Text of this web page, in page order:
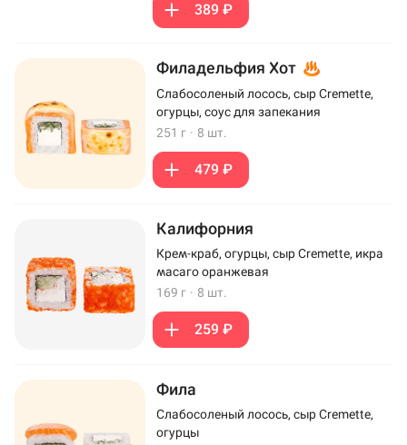
389 ₽
Филадельфия Хот
Слабосоленый лосось, сыр Cremette,
огурцы, соус для запекания
251 г · 8 шт.
479 ₽
Калифорния
Крем-краб, огурцы, сыр Cremette, икра
масаго оранжевая
169 г · 8 шт.
259 ₽
Фила
Слабосоленый лосось, сыр Cremette,
огурцы